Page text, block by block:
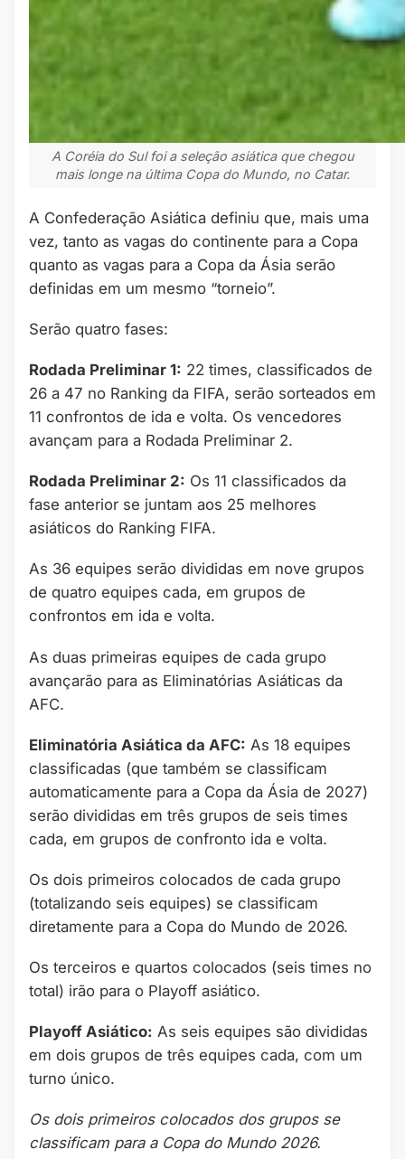
A Coréia do Sul foi a seleção asiática que chegou
mais longe na última Copa do Mundo, no Catar.
A Confederação Asiática definiu que, mais uma
vez, tanto as vagas do continente para a Copa
quanto as vagas para a Copa da Ásia serão
definidas em um mesmo “torneio”.
Serão quatro fases:
Rodada Preliminar 1: 22 times, classificados de
26 a 47 no Ranking da FIFA, serão sorteados em
11 confrontos de ida e volta. Os vencedores
avançam para a Rodada Preliminar 2.
Rodada Preliminar 2: Os 11 classificados da
fase anterior se juntam aos 25 melhores
asiáticos do Ranking FIFA.
As 36 equipes serão divididas em nove grupos
de quatro equipes cada, em grupos de
confrontos em ida e volta.
As duas primeiras equipes de cada grupo
avançarão para as Eliminatórias Asiáticas da
AFC.
Eliminatória Asiática da AFC: As 18 equipes
classificadas (que também se classificam
automaticamente para a Copa da Ásia de 2027)
serão divididas em três grupos de seis times
cada, em grupos de confronto ida e volta.
Os dois primeiros colocados de cada grupo
(totalizando seis equipes) se classificam
diretamente para a Copa do Mundo de 2026.
Os terceiros e quartos colocados (seis times no
total) irão para o Playoff asiático.
Playoff Asiático: As seis equipes são divididas
em dois grupos de três equipes cada, com um
turno único.
Os dois primeiros colocados dos grupos se
classificam para a Copa do Mundo 2026.